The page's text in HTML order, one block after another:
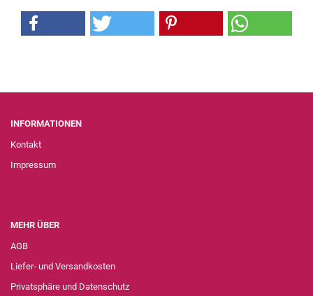
INFORMATIONEN
Kontakt
Impressum
MEHR ÜBER
AGB
Liefer- und Versandkosten
Privatsphäre und Datenschutz